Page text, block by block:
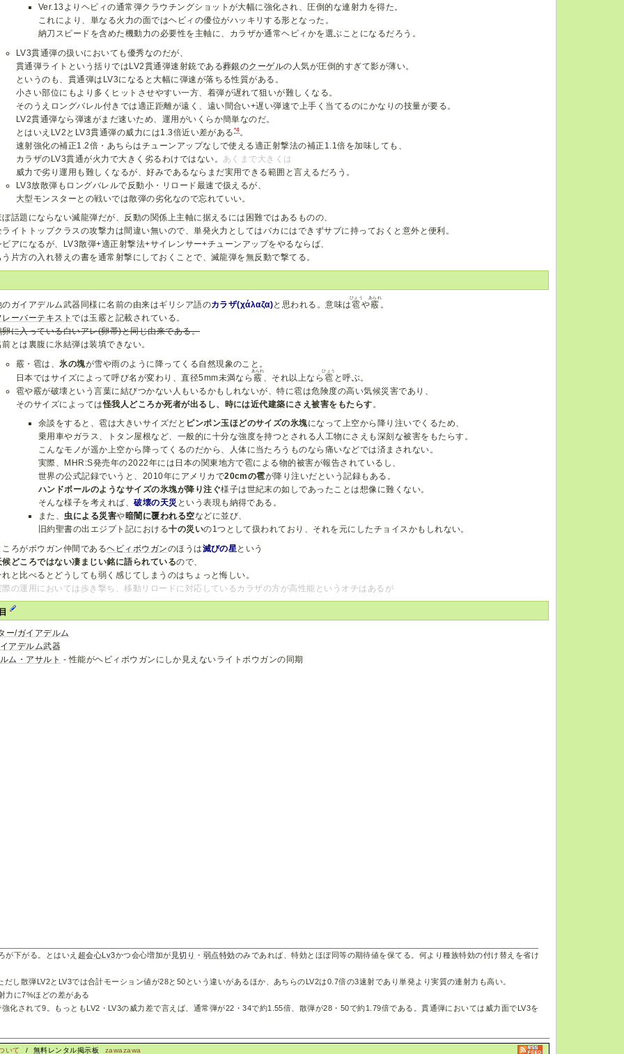
Ver.13よりヘビィの通常弾クラウチングショットが大幅に強化され、圧倒的な連射力を得た。
これにより、単なる火力の面ではヘビィの優位がハッキリする形となった。
納刀スピードを含めた機動力の必要性を主軸に、カラザか通常ヘビィかを選ぶことになるだろう。
LV3貫通弾の扱いにおいても優秀なのだが、
貫通弾ライトという括りではLV2貫通弾速射銃である葬銀のクーゲルの人気が圧倒的すぎて影が薄い。
というのも、貫通弾はLV3になると大幅に弾速が落ちる性質がある。
小さい部位にもより多くヒットさせやすい一方、着弾が遅れて狙いが難しくなる。
そのうえロングバレル付きでは適正距離が遠く、遠い間合い+遅い弾速で上手く当てるのにかなりの技量が要る。
LV2貫通弾なら弾速がまだ速いため、運用がいくらか簡単なのだ。
とはいえLV2とLV3貫通弾の威力には1.3倍近い差がある *4。
速射強化の補正1.2倍・あちらはチューンアップなしで使える適正射撃法の補正1.1倍を加味しても、
カラザのLV3貫通が火力で大きく劣るわけではない。 あくまで大きくは
威力で劣り運用も難しくなるが、好みであるならまだ実用できる範囲と言えるだろう。
LV3放散弾もロングバレルで反動小・リロード最速で扱えるが、
大型モンスターとの戦いでは散弾の劣化なので忘れていい。
ぼ話題にならない滅龍弾だが、反動の関係上主軸に据えるには困難ではあるものの、
ライトトップクラスの攻撃力は間違い無いので、単発火力としてはバカにはできずサブに持っておくと意外と便利。
ビアになるが、LV3散弾+適正射撃法+サイレンサー+チューンアップをやるならば、
う片方の入れ替えの書を通常射撃にしておくことで、滅龍弾を無反動で撃てる。
のガイアデルム武器同様に名前の由来はギリシア語のカラザ(χάλαζα)と思われる。意味は雹
ひょう
や霰
あられ
。
レーバーテキストでは玉霰と記載されている。
卵に入っている白いアレ(卵帯)と同じ由来である。
前とは裏腹に氷結弾は装填できない。
霰・雹は、 氷の塊が雪や雨のように降ってくる自然現象のこと。
日本ではサイズによって呼び名が変わり、直径5mm未満なら 霰
あられ
、それ以上なら 雹
ひょう
と呼ぶ。
雹や霰が破壊という言葉に結びつかない人もいるかもしれないが、特に雹は危険度の高い気候災害であり、
そのサイズによっては怪我人どころか死者が出るし、時には近代建築にさえ被害をもたらす 。
余談をすると、雹は大きいサイズだと ピンポン玉ほどのサイズの氷塊になって上空から降り注いでくるため、
乗用車やガラス、トタン屋根など、一般的に十分な強度を持つとされる人工物にさえも深刻な被害をもたらす。
こんなモノが遥か上空から降ってくるのだから、人体に当たろうものなら痛いなどでは済まされない。
実際、MHR:S発売年の2022年には日本の関東地方で雹による物的被害が報告されているし、
世界の公式記録でいうと、2010年にアメリカで20cmの雹が降り注いだという記録もある。
ハンドボールのようなサイズの氷塊が降り注ぐ様子は世紀末の如しであったことは想像に難くない。
そんな様子を考えれば、破壊の天災 という表現も納得である。
また、 虫による災害や暗闇に覆われる空などに並び、
旧約聖書の出エジプト記における十の災いの1つとして扱われており、それを元にしたチョイスかもしれない。
ころがボウガン仲間であるヘビィボウガンのほうは滅びの星 という
候どころではない凄まじい銘に語られているので、
れと比べるとどうしても弱く感じてしまうのはちょっと悔しい。
際の運用においては歩き撃ち、移動リロードに対応しているカラザの方が高性能というオチはあるが
ー/ガイアデルム
アデルム武器
ム・アサルト - 性能がヘビィボウガンにしか見えないライトボウガンの同期
が下がる。とはいえ 超会心Lv3かつ会心増加が 見切り ・ 弱点特効のみであれば、特効とほぼ同等の期待値を保てる。何より種族特効の付け替えを省け
し散弾LV2とLV3では合計モーション値が28と50という違いがあるほか、あちらのLV2は0.7倍の3速射であり単発より実質の連射力も高い。
力に7%ほどの差がある
化されて9。もっともLV2・LV3の威力差で言えば、通常弾が22・34で約1.55倍、散弾が28・50で約1.79倍である。貫通弾においては威力面でLV3を
いて / 無料レンタル掲示板 zawazawa